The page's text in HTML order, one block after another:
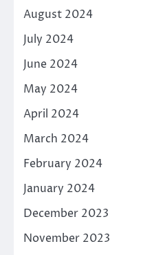
August 2024
July 2024
June 2024
May 2024
April 2024
March 2024
February 2024
January 2024
December 2023
November 2023